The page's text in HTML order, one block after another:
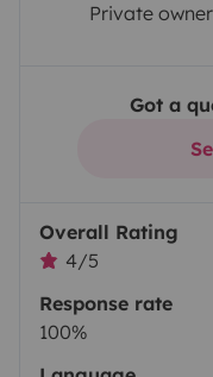
Private
Got a
Overall Rating
4/5
Response rate
100%